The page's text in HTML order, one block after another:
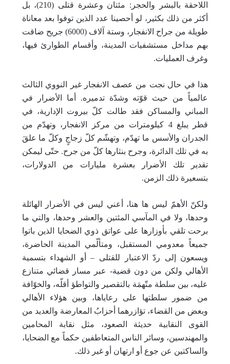
اللاحقة بالبشر والحجر: مئتان وعشرة قتلى (210)، بل
أكثر من ذلك بكثير، لو أحصينا عدد الذين توفوا بعد معاناة
طويلة من جراح الانفجار، وستة آلاف (6000) جريح ضاقت
بهم مداخل مستشفيات المدينة، وأقسام الطوارئ فيها،
وغرف العمليات.
هذا في حال نجت من عصف الانفجار غير النووي الثالث
عالمياً من حيث قوّته وشدّة تدميره. أما الأضرار في
المباني والمساكن فقد طالت كلّ بيروت الإدارية، في
قطر يبلغ 4 كيلومترات من مركز الانفجار، وتهدّم من
الجدران والأسس ما تهدّم، وتهشّم كلّ زجاجٍ وكلّ ما علقَ
به في تلك الدائرة، وجرح بنثارها كلّ من جرح. حتّى ليمكن
تقدير تلك الأضرار بعشرة مليارات من الدولارات،
بتسعيرة ذلك الزمن.
ولكنّ الأهمّ ليس ها هنا، أعني ليس في الأضرار الهائلة
وحدها، ولا في المآسي المئتين والعشر وحدها، والتي ما
برحت تلقي بأوزارها على عواتق ذوي الضحايا الذين باتوا
جميعاً معدومي المستقبل، ومتألّمي المدينة الحاضرة،
ويسعون إلى ردّ الاعتبار للقتلى – أو الشهداء بتسمية
الأهالي ولكن من دون قضية- عبر مسار قضائي متنازع
عليه، بين سلطة متّهمَة بالتقصير والتواطؤ أقلّه، والخوّافة
من ضمور سلطتها على رعاياها، وبين هؤلاء الأهالي
وبعض من القضاء، تؤازرهما أحزابُ المعارضة والعديد من
القوى النقابية حديثة الصعود، مثل نقابة المحامين
والمهندسين، وسائر الناس المتعاطفين حكماً مع الضحايا،
والساكتين عن جوع أو ارتهان أو غير ذلك.